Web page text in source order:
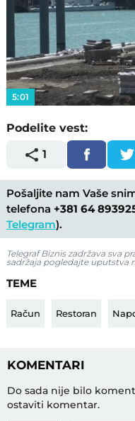
5:01
Podelite vest:
1
Pošaljite nam Vaše
telefona +381 64
Telegram).
Telegraf Biznis zadržava sva
sadržaja pogledajte uputstva
TEME
Račun Restoran
KOMENTARI
Do sada nije bilo
ostaviti komentar.